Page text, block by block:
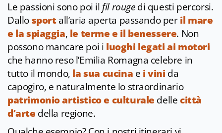
Le passioni sono poi ilfil rougedi questi percorsi.
Dallosportall’aria aperta passando peril mare
e la spiaggia, le terme e il benessere. Non
possono mancare poi i luoghi legati ai motori
che hanno reso l’Emilia Romagna celebre in
tutto il mondo, la sua cucina e i vini da
capogiro, e naturalmente lo straordinario
patrimonio artistico e culturale dellecittà
d’arte della regione.